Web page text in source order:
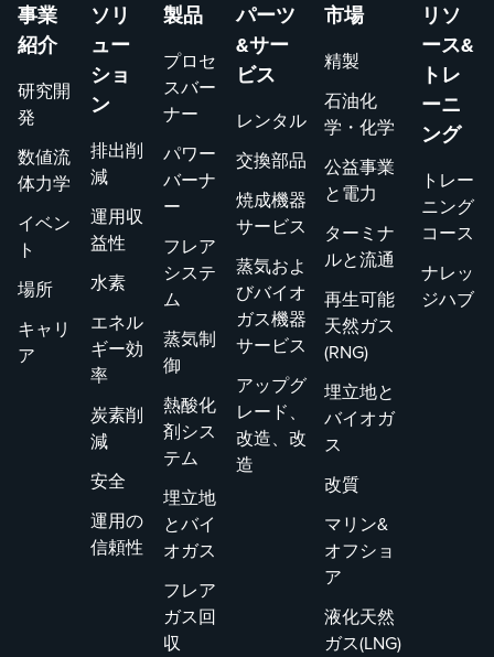
スヒーター用
で、選択的触媒
還元(SCR)などの
従来の燃焼後処
理方法なしで1桁
のNOx排出量を
達成するために2
つの燃焼ゾーン
で設計されてい
ます。
を装備すること
が含まれていま
した。これによ
り、PREPAは天
然ガスと重油の
燃焼を柔軟に切
り替えることが
でき、燃料費の
削減と規制の遵
守を実現しまし
た。この改造に
より、既存の石
油燃焼能力が維
持され、ボイラ
ーの性能が最適
化され、PREPA
に大きな運用上
たらされまし
た。
事業
紹介
研究開
発
数値流
体力学
イベン
ト
場所
キャリ
ア
ソリ
ュー
ショ
ン
排出削
減
運用収
益性
水素
エネル
ギー効
率
炭素削
減
安全
運用の
信頼性
製品
プロセ
スバー
ナー
パワー
バーナ
ー
フレア
システ
ム
蒸気制
御
熱酸化
剤シス
テム
埋立地
とバイ
オガス
フレア
ガス回
収
パーツ
&サー
ビス
レンタル
交換部品
焼成機器
サービス
蒸気およ
びバイオ
ガス機器
サービス
アップグ
レード、
改造、改
造
市場
精製
石油化
学・化学
公益事業
と電力
ターミナ
ルと流通
再生可能
天然ガス
(RNG)
埋立地と
バイオガ
ス
改質
マリン&
オフショ
ア
液化天然
ガス(LNG)
リソ
ース&
トレ
ーニ
ング
トレー
ニング
コース
ナレッ
ジハブ